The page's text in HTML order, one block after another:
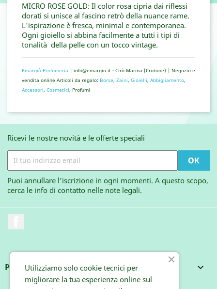
MICRO ROSE GOLD: Il color rosa cipria dai riflessi
dorati si unisce al fascino retrò della nuance rame.
L'ispirazione è fresca, minimal e contemporanea.
Ogni gioiello si abbina facilmente a tutti i tipi di
tonalità della pelle con un tocco vintage.
Emargiò Profumeria | info@emargio.it - Cirò Marina (Crotone) | Negozio e
vendita online Articoli da regalo: Borse, Zaini, Gioielli, Abbigliamento,
Accessori, Cosmetici, Profumi
Ricevi le nostre novità e le offerte speciali
Puoi annullare l'iscrizione in ogni momenti. A questo scopo,
cerca le info di contatto nelle note legali.
PRODOTTI 
Utilizziamo solo cookie tecnici per
migliorare la tua esperienza online sul